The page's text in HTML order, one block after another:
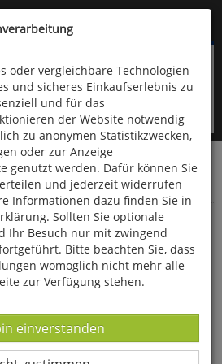
überspringen
(06766) 9323-960
Limpert Verlag
und Vereinssport
Spiele
Aufwärmspiele
oder vergleichbare Technologien
und sicheres Einkaufserlebnis zu
und für das
der Website notwendig
zu anonymen Statistikzwecken,
oder zur Anzeige
genutzt werden. Dafür können Sie
und jederzeit widerrufen
Informationen dazu finden Sie in
Sollten Sie optionale
Ihr Besuch nur mit zwingend
Bitte beachten Sie, dass
womöglich nicht mehr alle
zur Verfügung stehen.
-
einverstanden